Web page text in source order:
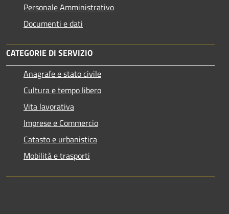
Personale Amministrativo
Documenti e dati
CATEGORIE DI SERVIZIO
Anagrafe e stato civile
Cultura e tempo libero
Vita lavorativa
Imprese e Commercio
Catasto e urbanistica
Mobilità e trasporti